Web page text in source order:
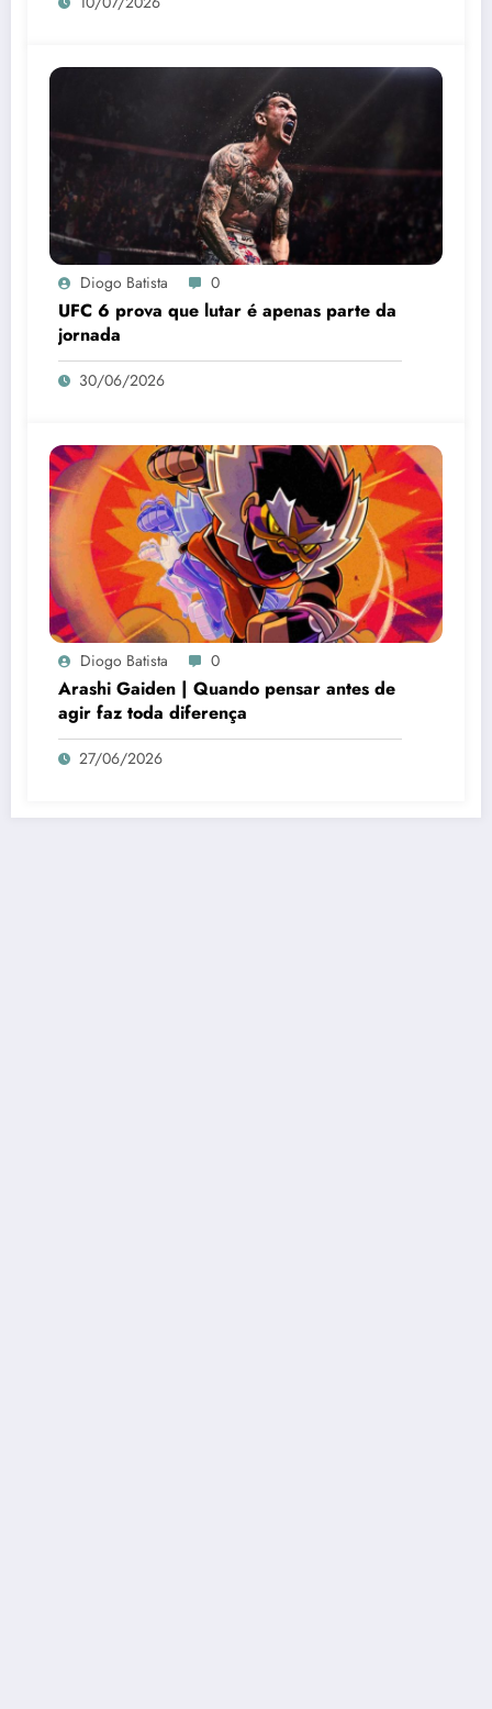
Diogo Batista 0
UFC 6 prova que lutar é apenas parte da
jornada
30/06/2026
Diogo Batista 0
Arashi Gaiden | Quando pensar antes de
agir faz toda diferença
27/06/2026